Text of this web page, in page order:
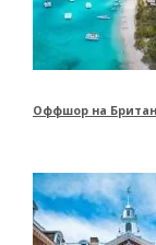
Оффшор на